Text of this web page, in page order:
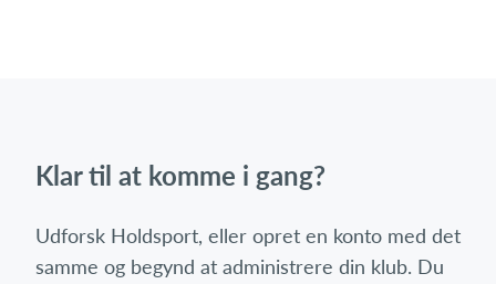
Klar til at komme i gang?
Udforsk Holdsport, eller opret en konto med det
samme og begynd at administrere din klub. Du